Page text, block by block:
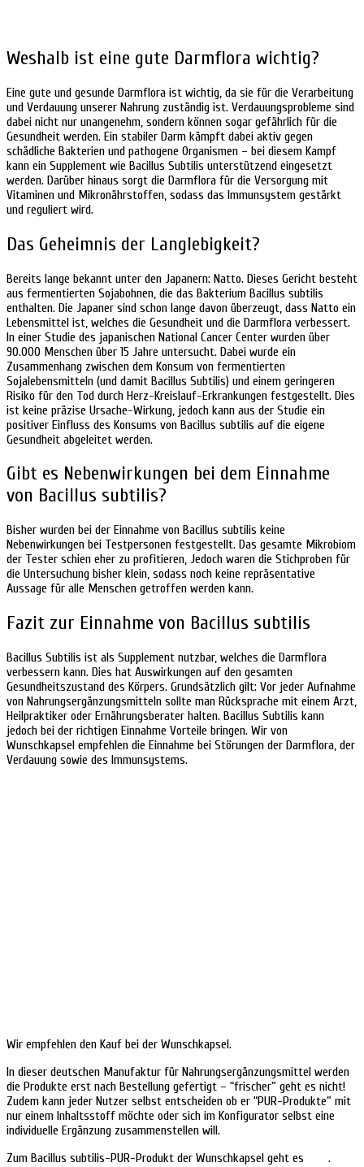
Weshalb ist eine gute Darmflora wichtig?
Eine gute und gesunde Darmflora ist wichtig, da sie für die Verarbeitung
und Verdauung unserer Nahrung zuständig ist. Verdauungsprobleme sind
dabei nicht nur unangenehm, sondern können sogar gefährlich für die
Gesundheit werden. Ein stabiler Darm kämpft dabei aktiv gegen
schädliche Bakterien und pathogene Organismen – bei diesem Kampf
kann ein Supplement wie Bacillus Subtilis unterstützend eingesetzt
werden. Darüber hinaus sorgt die Darmflora für die Versorgung mit
Vitaminen und Mikronährstoffen, sodass das Immunsystem gestärkt
und reguliert wird.
Das Geheimnis der Langlebigkeit?
Bereits lange bekannt unter den Japanern: Natto. Dieses Gericht besteht
aus fermentierten Sojabohnen, die das Bakterium Bacillus subtilis
enthalten. Die Japaner sind schon lange davon überzeugt, dass Natto ein
Lebensmittel ist, welches die Gesundheit und die Darmflora verbessert.
In einer Studie des japanischen National Cancer Center wurden über
90.000 Menschen über 15 Jahre untersucht. Dabei wurde ein
Zusammenhang zwischen dem Konsum von fermentierten
Sojalebensmitteln (und damit Bacillus Subtilis) und einem geringeren
Risiko für den Tod durch Herz-Kreislauf-Erkrankungen festgestellt. Dies
ist keine präzise Ursache-Wirkung, jedoch kann aus der Studie ein
positiver Einfluss des Konsums von Bacillus subtilis auf die eigene
Gesundheit abgeleitet werden.
Gibt es Nebenwirkungen bei dem Einnahme
von Bacillus subtilis?
Bisher wurden bei der Einnahme von Bacillus subtilis keine
Nebenwirkungen bei Testpersonen festgestellt. Das gesamte Mikrobiom
der Tester schien eher zu profitieren, Jedoch waren die Stichproben für
die Untersuchung bisher klein, sodass noch keine repräsentative
Aussage für alle Menschen getroffen werden kann.
Fazit zur Einnahme von Bacillus subtilis
Bacillus Subtilis ist als Supplement nutzbar, welches die Darmflora
verbessern kann. Dies hat Auswirkungen auf den gesamten
Gesundheitszustand des Körpers. Grundsätzlich gilt: Vor jeder Aufnahme
von Nahrungsergänzungsmitteln sollte man Rücksprache mit einem Arzt,
Heilpraktiker oder Ernährungsberater halten. Bacillus Subtilis kann
jedoch bei der richtigen Einnahme Vorteile bringen. Wir von
Wunschkapsel empfehlen die Einnahme bei Störungen der Darmflora, der
Verdauung sowie des Immunsystems.
Wir empfehlen den Kauf bei der Wunschkapsel.
In dieser deutschen Manufaktur für Nahrungsergänzungsmittel werden
die Produkte erst nach Bestellung gefertigt – “frischer” geht es nicht!
Zudem kann jeder Nutzer selbst entscheiden ob er “PUR-Produkte” mit
nur einem Inhaltsstoff möchte oder sich im Konfigurator selbst eine
individuelle Ergänzung zusammenstellen will.
Zum Bacillus subtilis-PUR-Produkt der Wunschkapsel geht es
.